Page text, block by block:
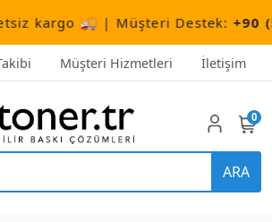
kargo 🚚 | Müşteri Destek:+90
Müşteri Hizmetleri İletişim
ARA
0